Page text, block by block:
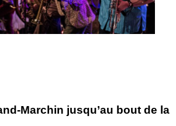
Marchin jusqu’au bout de la